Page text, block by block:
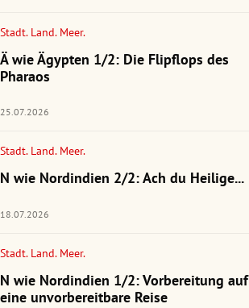
Stadt. Land. Meer.
Ä wie Ägypten 1/2: Die Flipflops des
Pharaos
25.07.2026
Stadt. Land. Meer.
N wie Nordindien 2/2: Ach du Heilige...
18.07.2026
Stadt. Land. Meer.
N wie Nordindien 1/2: Vorbereitung auf
eine unvorbereitbare Reise